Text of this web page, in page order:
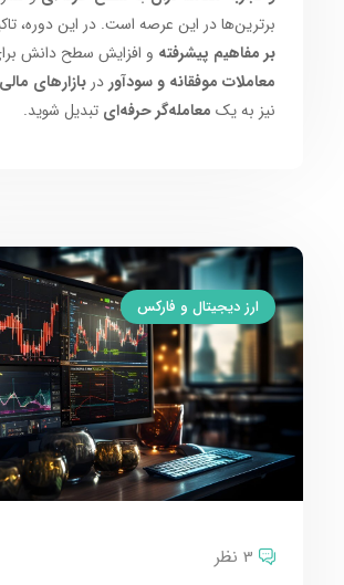
برترین‌ها در این عرصه است. در این دوره،
بر مفاهیم پیشرفته و افزایش سطح دانش
معاملات موفقانه و سودآور دربازارهای مالی
نیز به یک معامله‌گر حرفه‌ای تبدیل شوید.
ارز دیجیتال و فارکس
3 نظر